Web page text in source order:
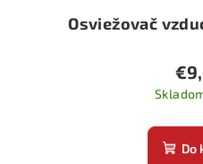
Osviežovač
Do